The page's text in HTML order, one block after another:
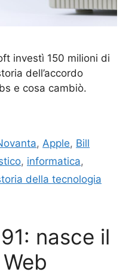
investì 150 milioni di
dell’accordo
e cosa cambiò.
, Apple, Bill
, informatica,
della tecnologia
nasce il